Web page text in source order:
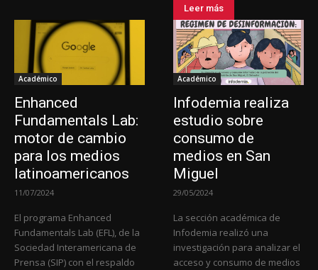
Leer más
Académico
Enhanced
Fundamentals Lab:
motor de cambio
para los medios
latinoamericanos
11/07/2024
El programa Enhanced
Fundamentals Lab (EFL), de la
Sociedad Interamericana de
Prensa (SIP) con el respaldo
Académico
Infodemia realiza
estudio sobre
consumo de
medios en San
Miguel
29/05/2024
La sección académica de
Infodemia realizó una
investigación para analizar el
acceso y consumo de medios